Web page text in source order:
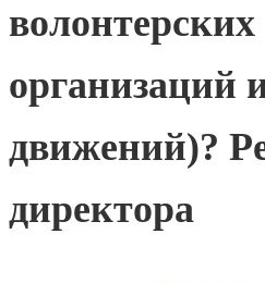
волонтерских
организаций
движений)?
директора